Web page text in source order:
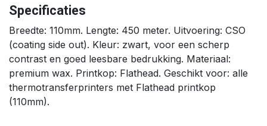
Specificaties
Breedte: 110mm. Lengte: 450 meter. Uitvoering: CSO
(coating side out). Kleur: zwart, voor een scherp
contrast en goed leesbare bedrukking. Materiaal:
premium wax. Printkop: Flathead. Geschikt voor: alle
thermotransferprinters met Flathead printkop
(110mm).